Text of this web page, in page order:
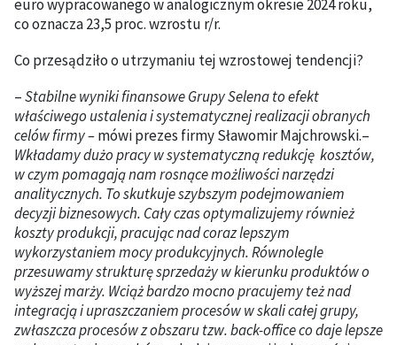
euro wypracowanego w analogicznym okresie 2024 roku,
co oznacza 23,5 proc. wzrostu r/r.
Co przesądziło o utrzymaniu tej wzrostowej tendencji?
–Stabilne wyniki finansowe Grupy Selena to efekt
właściwego ustalenia i systematycznej realizacji obranych
celów firmy –mówi prezes firmy Sławomir Majchrowski.–
Wkładamy dużo pracy w systematyczną redukcję kosztów,
w czym pomagają nam rosnące możliwości narzędzi
analitycznych. To skutkuje szybszym podejmowaniem
decyzji biznesowych. Cały czas optymalizujemy również
koszty produkcji, pracując nad coraz lepszym
wykorzystaniem mocy produkcyjnych. Równolegle
przesuwamy strukturę sprzedaży w kierunku produktów o
wyższej marży. Wciąż bardzo mocno pracujemy też nad
integracją i upraszczaniem procesów w skali całej grupy,
zwłaszcza procesów z obszaru tzw. back-office co daje lepsze